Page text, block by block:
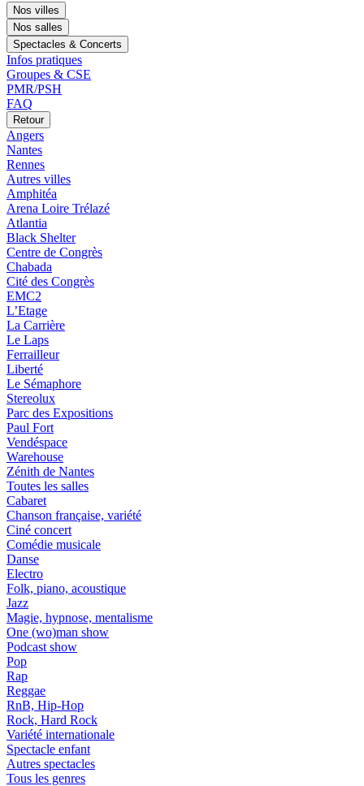
Nos villes
Nos salles
Spectacles & Concerts
Infos pratiques
Groupes & CSE
PMR/PSH
FAQ
Retour
Angers
Nantes
Rennes
Autres villes
Amphitéa
Arena Loire Trélazé
Atlantia
Black Shelter
Centre de Congrès
Chabada
Cité des Congrès
EMC2
L’Etage
La Carrière
Le Laps
Ferrailleur
Liberté
Le Sémaphore
Stereolux
Parc des Expositions
Paul Fort
Vendéspace
Warehouse
Zénith de Nantes
Toutes les salles
Cabaret
Chanson française, variété
Ciné concert
Comédie musicale
Danse
Electro
Folk, piano, acoustique
Jazz
Magie, hypnose, mentalisme
One (wo)man show
Podcast show
Pop
Rap
Reggae
RnB, Hip-Hop
Rock, Hard Rock
Variété internationale
Spectacle enfant
Autres spectacles
Tous les genres